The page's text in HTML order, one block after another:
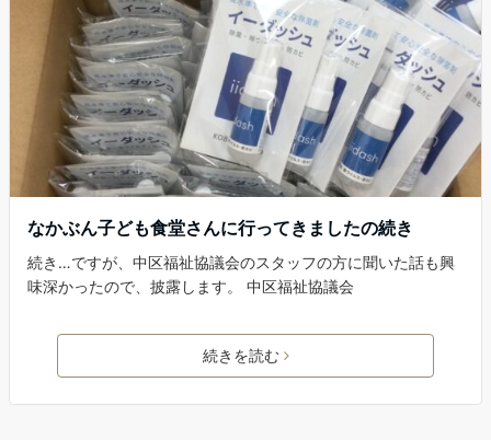
なかぶん子ども食堂さんに行ってきましたの続き
続き…ですが、中区福祉協議会のスタッフの方に聞いた話も興
味深かったので、披露します。 中区福祉協議会
続きを読む